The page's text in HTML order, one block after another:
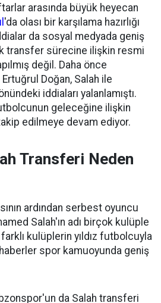
arasında büyük heyecan
'da olası bir karşılama hazırlığı
da sosyal medyada geniş
transfer sürecine ilişkin resmi
değil. Daha önce
Doğan, Salah ile
iddiaları yalanlamıştı.
geleceğine ilişkin
edilmeye devam ediyor.
Transferi Neden
ardından serbest oyuncu
Salah'ın adı birçok kulüple
farklı kulüplerin yıldız futbolcuyla
spor kamuoyunda geniş
da Salah transferi